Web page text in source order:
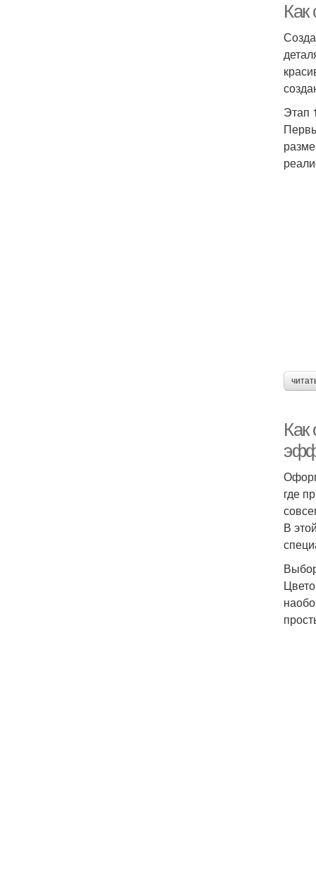
Как
Этап
Как
где
В